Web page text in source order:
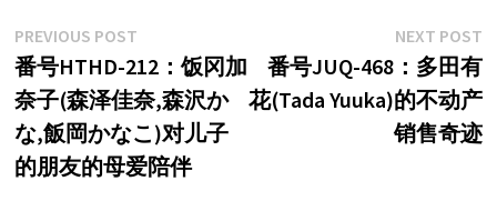
文
章
导
航
PREVIOUS POSTPrevious
post:
番号HTHD-212：饭冈加
奈子(森泽佳奈,森沢か
な,飯岡かなこ)对儿子
的朋友的母爱陪伴
NEXT POST
番号JUQ-468：多田有
花(Tada Yuuka)的不动产
销售奇迹